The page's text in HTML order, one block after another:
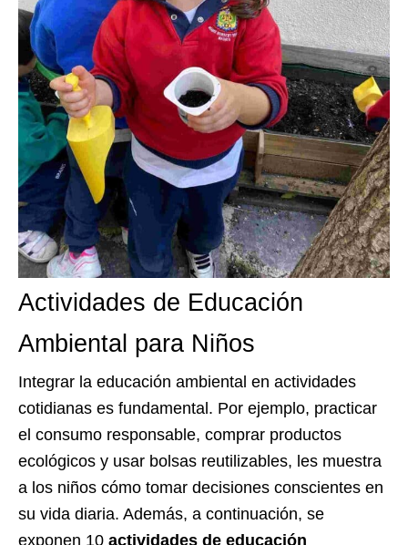
Actividades de Educación
Ambiental para Niños
Integrar la educación ambiental en actividades
cotidianas es fundamental. Por ejemplo, practicar
el consumo responsable, comprar productos
ecológicos y usar bolsas reutilizables, les muestra
a los niños cómo tomar decisiones conscientes en
su vida diaria. Además, a continuación, se
exponen 10 actividades de educación